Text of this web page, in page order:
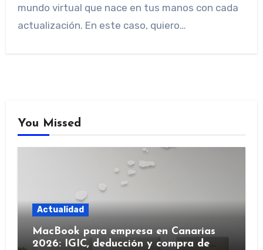
mundo virtual que nace en tus manos con cada
actualización. En este caso, quiero…
You Missed
Actualidad
MacBook para empresa en Canarias
2026: IGIC, deducción y compra de